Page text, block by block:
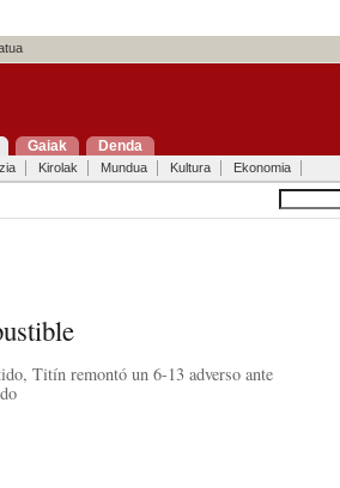
Gaiak Denda
Kirolak Mundua Kultura Ekonomia
Titín remontó un 6-13 adverso ante